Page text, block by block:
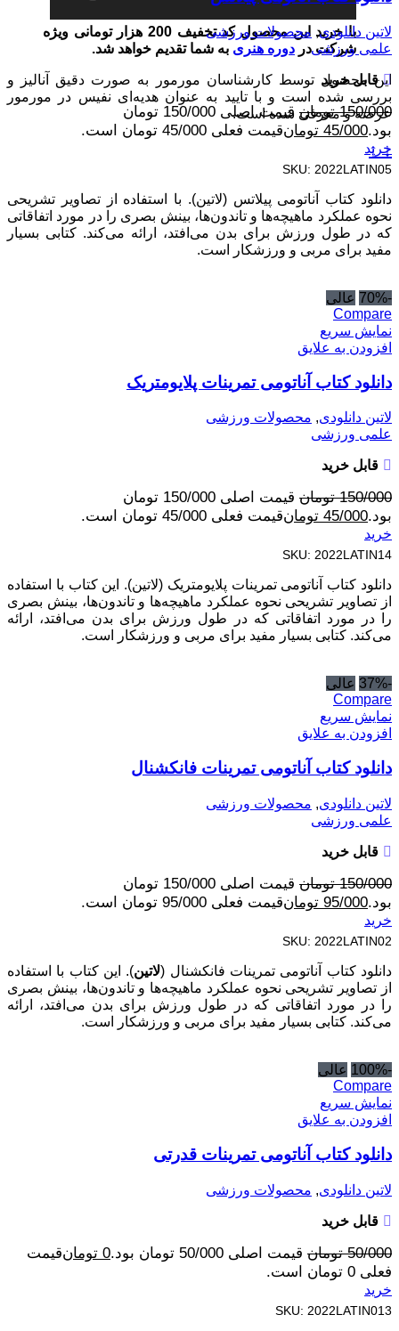
با خرید این محصول کد تخفیف 200 هزار تومانی ویژه
شرکت در دوره هنری به شما تقدیم خواهد شد.
این محصول توسط کارشناسان مورمور به صورت دقیق آنالیز و
بررسی شده است و با تایید به عنوان هدیه‌ای نفیس در مورمور
عرضه و معرفی شده است.
↓ ↑
لاتین دانلودی, محصولات ورزشی
علمی ورزشی
قابل خرید
150/000 تومان
قیمت اصلی 150/000 تومان
بود.45/000 تومانقیمت فعلی 45/000 تومان است.
خرید
SKU: 2022LATIN05
دانلود کتاب آناتومی پیلاتس (لاتین). با استفاده از تصاویر تشریحی
نحوه عملکرد ماهیچه‌ها و تاندون‌ها، بینش بصری را در مورد اتفاقاتی
که در طول ورزش برای بدن می‌افتد، ارائه می‌کند. کتابی بسیار
مفید برای مربی و ورزشکار است.
-70%
عالی
Compare
نمایش سریع
افزودن به علایق
دانلود کتاب آناتومی تمرینات پلایومتریک
لاتین دانلودی, محصولات ورزشی
علمی ورزشی
قابل خرید
150/000 تومان
قیمت اصلی 150/000 تومان
بود.45/000 تومانقیمت فعلی 45/000 تومان است.
خرید
SKU: 2022LATIN14
دانلود کتاب آناتومی تمرینات پلایومتریک (لاتین). این کتاب با استفاده
از تصاویر تشریحی نحوه عملکرد ماهیچه‌ها و تاندون‌ها، بینش بصری
را در مورد اتفاقاتی که در طول ورزش برای بدن می‌افتد، ارائه
می‌کند. کتابی بسیار مفید برای مربی و ورزشکار است.
-37%
عالی
Compare
نمایش سریع
افزودن به علایق
دانلود کتاب آناتومی تمرینات فانکشنال
لاتین دانلودی, محصولات ورزشی
علمی ورزشی
قابل خرید
150/000 تومان
قیمت اصلی 150/000 تومان
بود.95/000 تومانقیمت فعلی 95/000 تومان است.
خرید
SKU: 2022LATIN02
دانلود کتاب آناتومی تمرینات فانکشنال (لاتین). این کتاب با استفاده
از تصاویر تشریحی نحوه عملکرد ماهیچه‌ها و تاندون‌ها، بینش بصری
را در مورد اتفاقاتی که در طول ورزش برای بدن می‌افتد، ارائه
می‌کند. کتابی بسیار مفید برای مربی و ورزشکار است.
-100%
عالی
Compare
نمایش سریع
افزودن به علایق
دانلود کتاب آناتومی تمرینات قدرتی
لاتین دانلودی, محصولات ورزشی
قابل خرید
50/000 تومان قیمت اصلی 50/000 تومان بود. 0 تومانقیمت
فعلی 0 تومان است.
خرید
SKU: 2022LATIN013